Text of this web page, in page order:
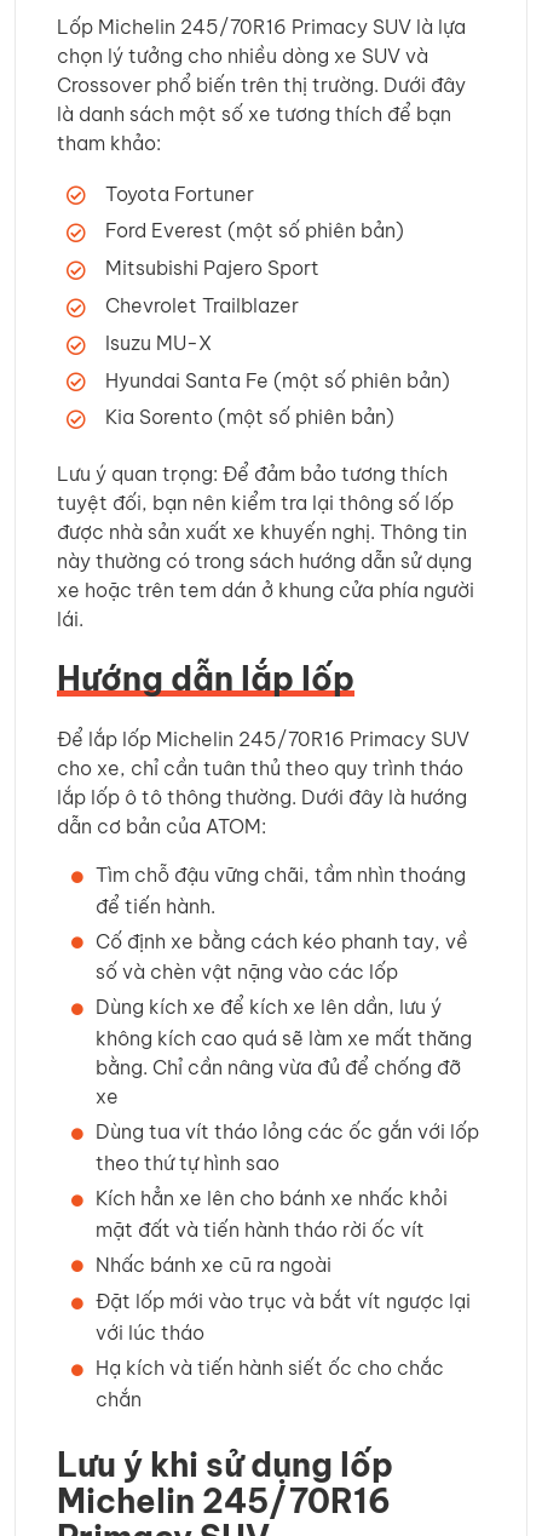
Lốp Michelin 245/70R16 Primacy SUV là lựa
chọn lý tưởng cho nhiều dòng xe SUV và
Crossover phổ biến trên thị trường. Dưới đây
là danh sách một số xe tương thích để bạn
tham khảo:
Toyota Fortuner
Ford Everest (một số phiên bản)
Mitsubishi Pajero Sport
Chevrolet Trailblazer
Isuzu MU-X
Hyundai Santa Fe (một số phiên bản)
Kia Sorento (một số phiên bản)
Lưu ý quan trọng: Để đảm bảo tương thích
tuyệt đối, bạn nên kiểm tra lại thông số lốp
được nhà sản xuất xe khuyến nghị. Thông tin
này thường có trong sách hướng dẫn sử dụng
xe hoặc trên tem dán ở khung cửa phía người
lái.
Hướng dẫn lắp lốp
Để lắp lốp Michelin 245/70R16 Primacy SUV
cho xe, chỉ cần tuân thủ theo quy trình tháo
lắp lốp ô tô thông thường. Dưới đây là hướng
dẫn cơ bản của ATOM:
Tìm chỗ đậu vững chãi, tầm nhìn thoáng
để tiến hành.
Cố định xe bằng cách kéo phanh tay, về
số và chèn vật nặng vào các lốp
Dùng kích xe để kích xe lên dần, lưu ý
không kích cao quá sẽ làm xe mất thăng
bằng. Chỉ cần nâng vừa đủ để chống đỡ
xe
Dùng tua vít tháo lỏng các ốc gắn với lốp
theo thứ tự hình sao
Kích hẳn xe lên cho bánh xe nhấc khỏi
mặt đất và tiến hành tháo rời ốc vít
Nhấc bánh xe cũ ra ngoài
Đặt lốp mới vào trục và bắt vít ngược lại
với lúc tháo
Hạ kích và tiến hành siết ốc cho chắc
chắn
Lưu ý khi sử dụng lốp
Michelin 245/70R16